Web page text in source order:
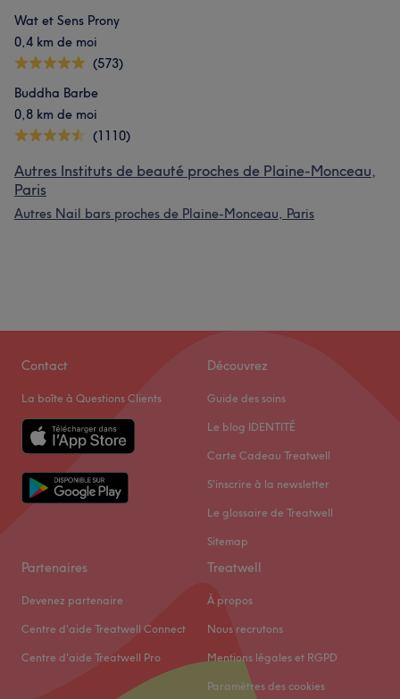
Wat et Sens Prony
0,4 km de moi
(573)
Buddha Barbe
0,8 km de moi
(1110)
Autres Instituts de beauté proches de Plaine-Monceau,
Paris
Autres Nail bars proches de Plaine-Monceau, Paris
Contact
La boîte à Questions Clients
Découvrez
Guide des soins
Le blog IDENTITÉ
Carte Cadeau Treatwell
S'inscrire à la newsletter
Le glossaire de Treatwell
Sitemap
Partenaires
Devenez partenaire
Centre d'aide Treatwell Connect
Centre d'aide Treatwell Pro
Treatwell
À propos
Nous recrutons
Mentions légales et RGPD
Paramètres des cookies